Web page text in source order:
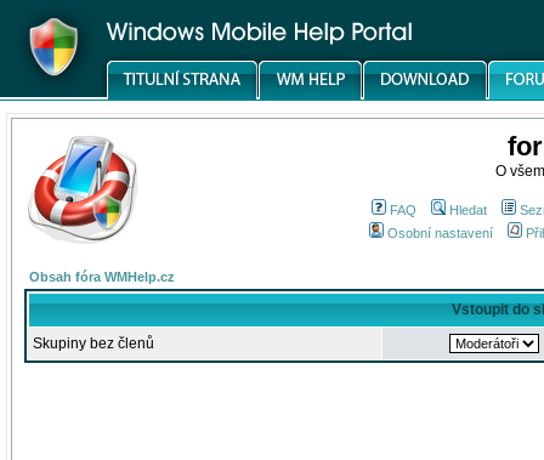
O
FAQ Hledat
Osobní nastavení
Obsah fóra WMHelp.cz
Vstoupit do
Skupiny bez členů